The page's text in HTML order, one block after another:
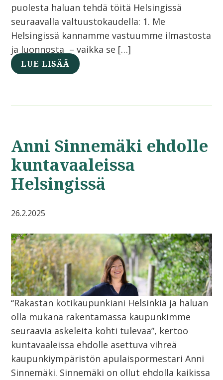
puolesta haluan tehdä töitä Helsingissä
seuraavalla valtuustokaudella: 1. Me
Helsingissä kannamme vastuumme ilmastosta
ja luonnosta – vaikka se […]
LUE LISÄÄ
Anni Sinnemäki ehdolle
kuntavaaleissa
Helsingissä
26.2.2025
“Rakastan kotikaupunkiani Helsinkiä ja haluan
olla mukana rakentamassa kaupunkimme
seuraavia askeleita kohti tulevaa”, kertoo
kuntavaaleissa ehdolle asettuva vihreä
kaupunkiympäristön apulaispormestari Anni
Sinnemäki. Sinnemäki on ollut ehdolla kaikissa